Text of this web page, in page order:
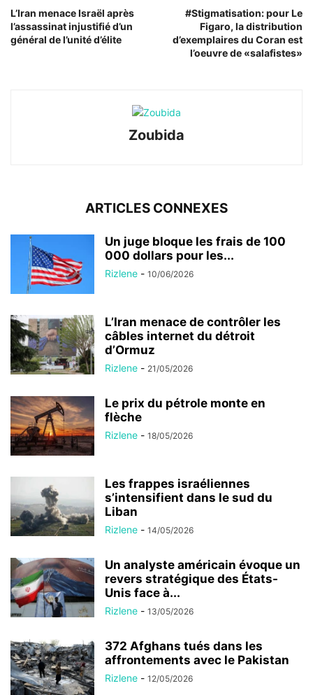
L’Iran menace Israël après
l’assassinat injustifié d’un
général de l’unité d’élite
#Stigmatisation: pour Le
Figaro, la distribution
d’exemplaires du Coran est
l’oeuvre de «salafistes»
Zoubida
ARTICLES CONNEXES
Un juge bloque les frais de 100
000 dollars pour les...
Rizlene - 10/06/2026
L’Iran menace de contrôler les
câbles internet du détroit
d’Ormuz
Rizlene - 21/05/2026
Le prix du pétrole monte en
flèche
Rizlene - 18/05/2026
Les frappes israéliennes
s’intensifient dans le sud du
Liban
Rizlene - 14/05/2026
Un analyste américain évoque un
revers stratégique des États-
Unis face à...
Rizlene - 13/05/2026
372 Afghans tués dans les
affrontements avec le Pakistan
Rizlene - 12/05/2026